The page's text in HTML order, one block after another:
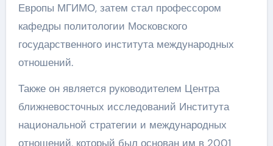
Европы МГИМО, затем стал профессором
кафедры политологии Московского
государственного института международных
отношений.
Также он является руководителем Центра
ближневосточных исследований Института
национальной стратегии и международных
отношений, который был основан им в 2001